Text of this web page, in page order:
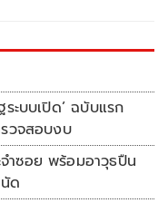
ระบบเปิด’ ฉบับแรก
วจสอบงบ
จำซอย พร้อมอาวุธปืน
ด